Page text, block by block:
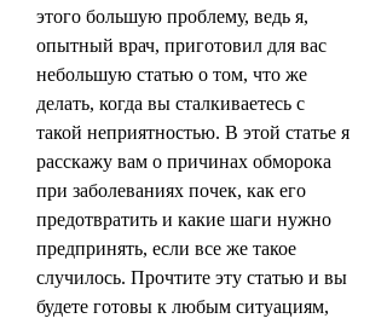
этого большую проблему, ведь я,
опытный врач, приготовил для вас
небольшую статью о том, что же
делать, когда вы сталкиваетесь с
такой неприятностью. В этой статье я
расскажу вам о причинах обморока
при заболеваниях почек, как его
предотвратить и какие шаги нужно
предпринять, если все же такое
случилось. Прочтите эту статью и вы
будете готовы к любым ситуациям,